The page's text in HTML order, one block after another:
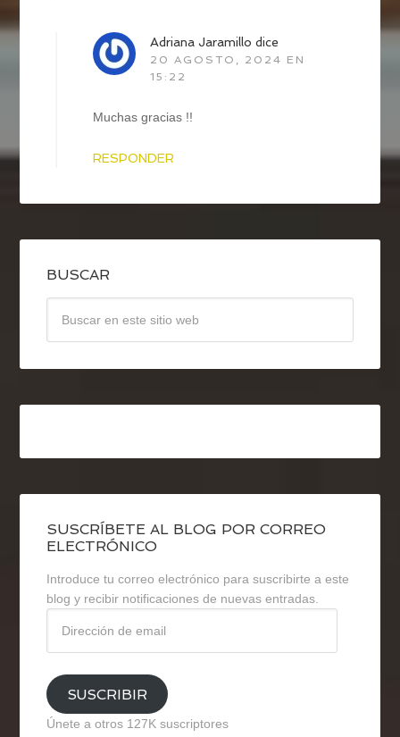
Adriana Jaramillo dice
20 AGOSTO, 2024 EN
15:22
Muchas gracias !!
RESPONDER
BUSCAR
SUSCRÍBETE AL BLOG POR CORREO
ELECTRÓNICO
Introduce tu correo electrónico para suscribirte a este
blog y recibir notificaciones de nuevas entradas.
email
SUSCRIBIR
Únete a otros 127K suscriptores